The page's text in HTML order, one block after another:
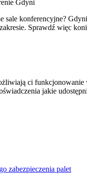
sale konferencyjne?
Sprawdź więc
ci funkcjonowanie
jakie
zabezpieczenia palet